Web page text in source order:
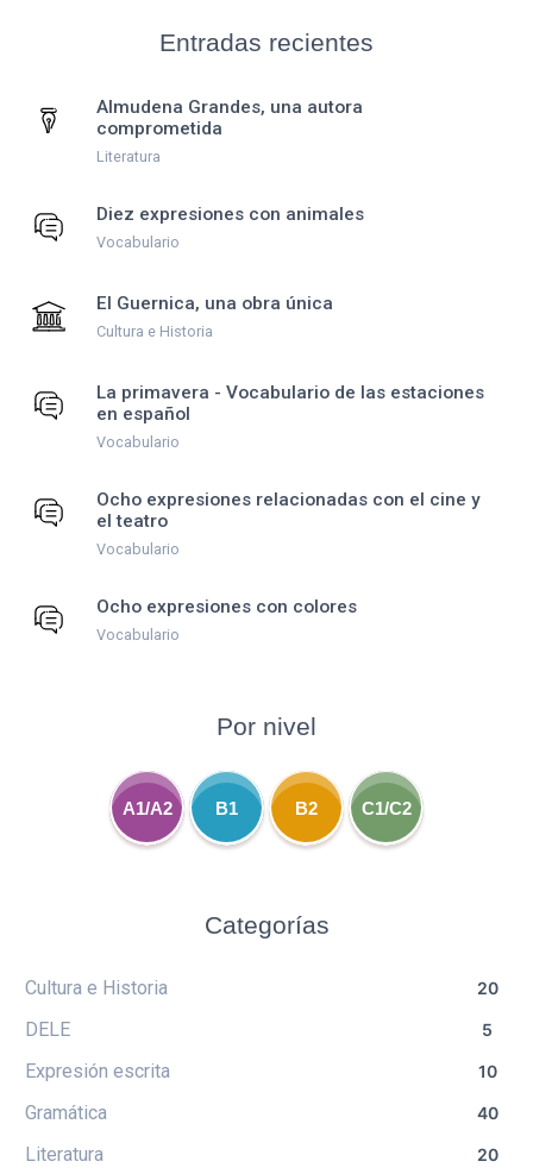
Entradas recientes
Almudena Grandes, una autora
comprometida
Literatura
Diez expresiones con animales
Vocabulario
El Guernica, una obra única
Cultura e Historia
La primavera - Vocabulario de las estaciones
en español
Vocabulario
Ocho expresiones relacionadas con el cine y
el teatro
Vocabulario
Ocho expresiones con colores
Vocabulario
Por nivel
A1/A2 B1 B2 C1/C2
Categorías
Cultura e Historia 20
DELE 5
Expresión escrita 10
Gramática 40
Literatura 20